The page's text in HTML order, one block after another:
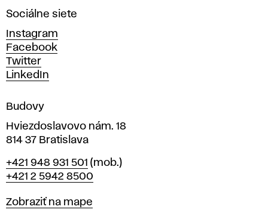
ý
c
h
u
m
e
í
v
r
a
i
Sociálne siete
Instagram
Facebook
Twitter
LinkedIn
Budovy
Hviezdoslavovo nám. 18
814 37 Bratislava
Telefón
+421 948 931 501 (mob.)
+421 2 5942 8500
Mapa
Zobraziť na mape